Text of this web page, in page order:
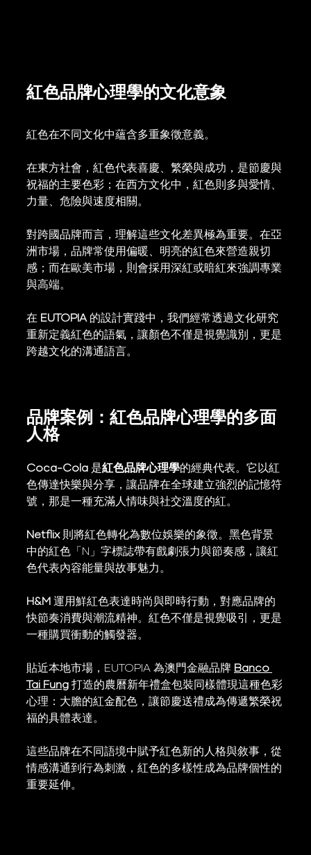
紅色品牌心理學的文化意象
紅色在不同文化中蘊含多重象徵意義。
在東方社會，紅色代表喜慶、繁榮與成功，是節慶與
祝福的主要色彩；在西方文化中，紅色則多與愛情、
力量、危險與速度相關。
對跨國品牌而言，理解這些文化差異極為重要。在亞
洲市場，品牌常使用偏暖、明亮的紅色來營造親切
感；而在歐美市場，則會採用深紅或暗紅來強調專業
與高端。
在 EUTOPIA 的設計實踐中，我們經常透過文化研究
重新定義紅色的語氣，讓顏色不僅是視覺識別，更是
跨越文化的溝通語言。
品牌案例：紅色品牌心理學的多面
人格
Coca-Cola 是紅色品牌心理學的經典代表。它以紅
色傳達快樂與分享，讓品牌在全球建立強烈的記憶符
號，那是一種充滿人情味與社交溫度的紅。
Netflix 則將紅色轉化為數位娛樂的象徵。黑色背景
中的紅色「N」字標誌帶有戲劇張力與節奏感，讓紅
色代表內容能量與故事魅力。
H&M 運用鮮紅色表達時尚與即時行動，對應品牌的
快節奏消費與潮流精神。紅色不僅是視覺吸引，更是
一種購買衝動的觸發器。
貼近本地市場，EUTOPIA 為澳門金融品牌 Banco
Tai Fung 打造的農曆新年禮盒包裝同樣體現這種色彩
心理：大膽的紅金配色，讓節慶送禮成為傳遞繁榮祝
福的具體表達。
這些品牌在不同語境中賦予紅色新的人格與敘事，從
情感溝通到行為刺激，紅色的多樣性成為品牌個性的
重要延伸。